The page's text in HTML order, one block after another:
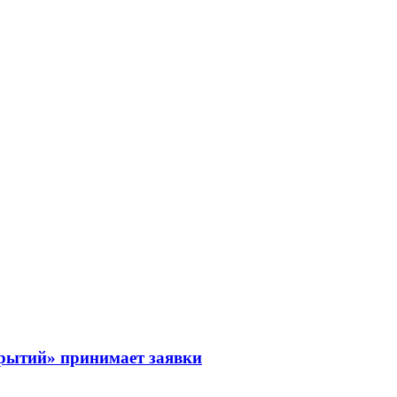
принимает заявки